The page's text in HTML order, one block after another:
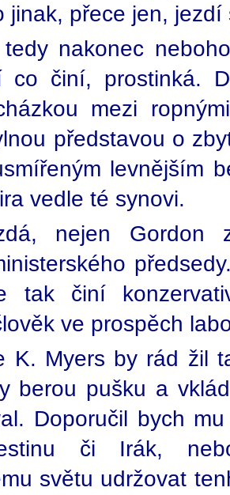
jinak, přece jen,
tedy nakonec
co činí, prostinká.
mezi
představou o
levnějším
vedle té synovi.
nejen Gordon
tak činí
ve prospěch
K. Myers by rád žil
berou pušku a
Doporučil bych
či Irák,
světu udržovat